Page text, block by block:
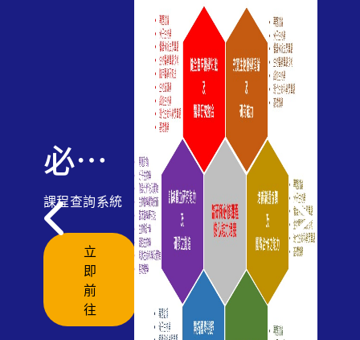
必修
課程
培養
能力
課程查詢系統
立
即
前
往